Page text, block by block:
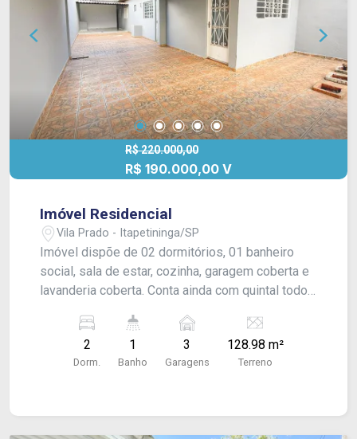
R$ 220.000,00
R$ 190.000,00 V
Imóvel Residencial
Vila Prado - Itapetininga/SP
Imóvel dispõe de 02 dormitórios, 01 banheiro
social, sala de estar, cozinha, garagem coberta e
lavanderia coberta. Conta ainda com quintal todo
frio, oferecendo praticidade e funcionalidade para
o dia a dia.
2
Dorm.
1
Banho
3
Garagens
128.98 m²
Terreno